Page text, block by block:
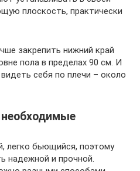
плоскость, практически
закрепить нижний край
пола в пределах 90 см. И
себя по плечи – около
легко бьющийся, поэтому
надежной и прочной.